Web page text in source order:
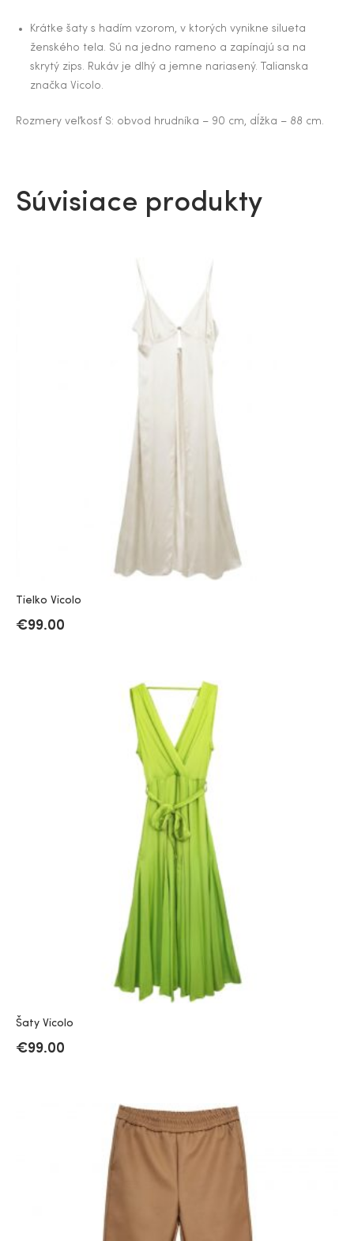
Krátke šaty s hadím vzorom, v ktorých vynikne silueta
ženského tela. Sú na jedno rameno a zapínajú sa na
skrytý zips. Rukáv je dlhý a jemne nariasený. Talianska
značka Vicolo.
Rozmery veľkosť S: obvod hrudníka – 90 cm, dĺžka – 88 cm.
Súvisiace produkty
Tielko Vicolo
€99.00
Šaty Vicolo
€99.00